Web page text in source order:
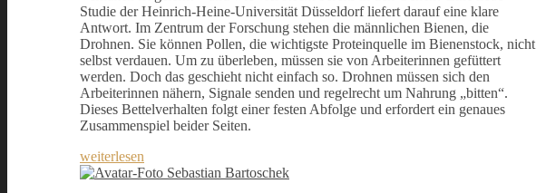
Studie der Heinrich-Heine-Universität Düsseldorf liefert darauf eine klare
Antwort. Im Zentrum der Forschung stehen die männlichen Bienen, die
Drohnen. Sie können Pollen, die wichtigste Proteinquelle im Bienenstock, nicht
selbst verdauen. Um zu überleben, müssen sie von Arbeiterinnen gefüttert
werden. Doch das geschieht nicht einfach so. Drohnen müssen sich den
Arbeiterinnen nähern, Signale senden und regelrecht um Nahrung „bitten“.
Dieses Bettelverhalten folgt einer festen Abfolge und erfordert ein genaues
Zusammenspiel beider Seiten.
weiterlesen
Sebastian Bartoschek